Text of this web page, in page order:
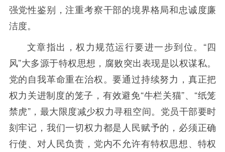
强党性鉴别，注重考察干部的境界格局和忠诚度廉
洁度。
文章指出，权力规范运行要进一步到位。“四
风”大多源于特权思想，腐败突出表现是以权谋私。
党的自我革命重在治权。要通过持续努力，真正把
权力关进制度的笼子，有效避免“牛栏关猫”、“纸笼
禁虎”，最大限度减少权力寻租空间。党员干部要时
刻牢记，我们一切权力都是人民赋予的，必须正确
行使、对人民负责，党内不允许有特权思想、特权